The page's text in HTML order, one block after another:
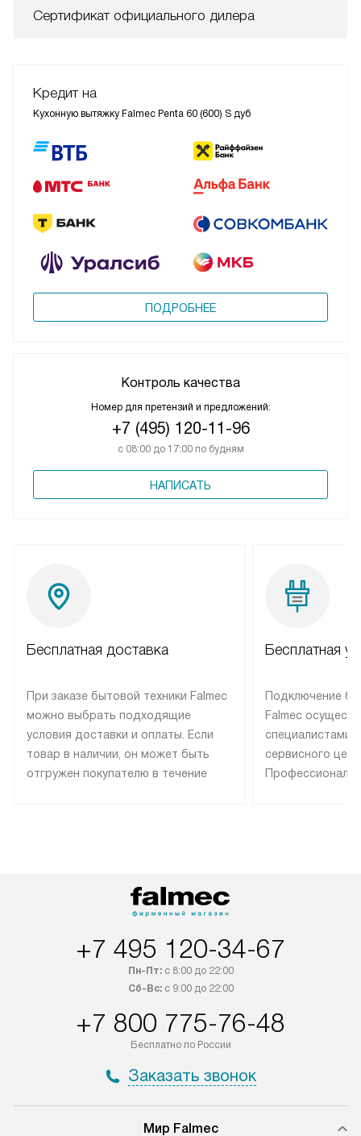
Сертификат официального дилера
Кредит на
Кухонную вытяжку Falmec Penta 60 (600) S дуб
ПОДРОБНЕЕ
Контроль качества
Номер для претензий и предложений:
+7 (495) 120-11-96
с 08:00 до 17:00 по будням
НАПИСАТЬ
Бесплатная доставка
При заказе бытовой техники Falmec
можно выбрать подходящие
условия доставки и оплаты. Если
товар в наличии, он может быть
отгружен покупателю в течение
Бесплатная
Подключение
Falmec
специалистами
сервисного
+7 495 120-34-67
Пн-Пт:с 8:00 до 22:00
Сб-Вс:с 9:00 до 22:00
+7 800 775-76-48
Бесплатно по России
Заказать звонок
Мир Falmec